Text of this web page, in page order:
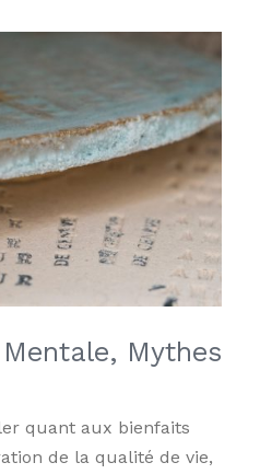
Mythes
quant aux bienfaits
de la qualité de vie,